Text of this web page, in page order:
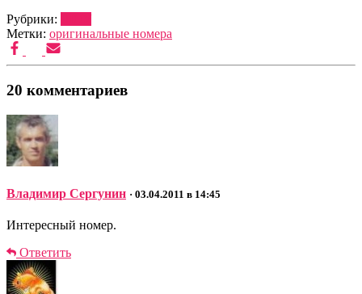
Рубрики:
Метки: оригинальные номера
20 комментариев
Владимир Сергунин · 03.04.2011 в 14:45
Интересный номер.
Ответить